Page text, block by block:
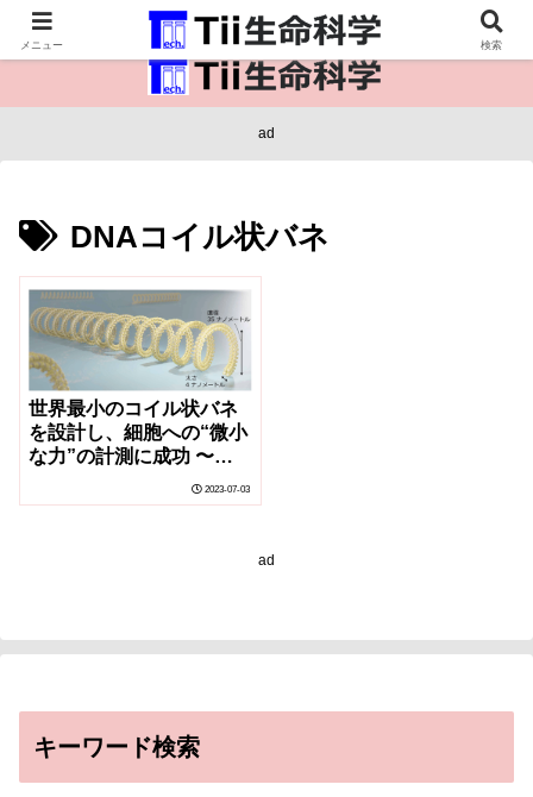
医療保健・生命・生物の情報インフラ。
ad
DNAコイル状バネ
世界最小のコイル状バネ
を設計し、細胞への“微小
な力”の計測に成功 〜生
物の力学情報処理メカニ
ズムの解明に期待〜
2023-07-03
ad
キーワード検索
メニュー 検索